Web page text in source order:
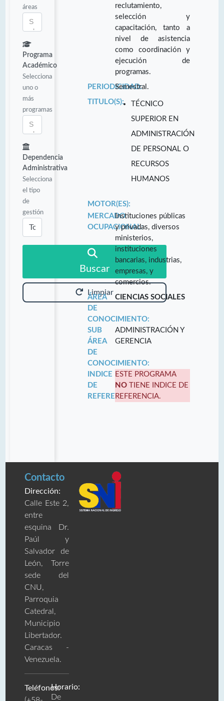
áreas
Programa
Académico
Selecciona
uno o
más
programas
Dependencia
Administrativa
Selecciona
el tipo
de
gestión
Buscar
Limpiar
reclutamiento,
selección y
capacitación, tanto a
nivel de asistencia
como coordinación y
ejecución de
programas.
PERIODICIDAD:
Semestral.
TITULO(S):
TÉCNICO
SUPERIOR EN
ADMINISTRACIÓN
DE PERSONAL O
RECURSOS
HUMANOS
MOTOR(ES):
MERCADO
OCUPACIONAL:
Instituciones públicas
y privadas, diversos
ministerios,
instituciones
bancarias, industrias,
empresas, y
comercios.
ÁREA
DE
CONOCIMIENTO:
CIENCIAS SOCIALES
SUB
ÁREA
DE
CONOCIMIENTO:
ADMINISTRACIÓN Y
GERENCIA
INDICE
DE
REFERENCIA:
ESTE PROGRAMA
NO TIENE INDICE DE
REFERENCIA.
Contacto
Dirección:
Calle Este 2,
entre
esquina Dr.
Paúl y
Salvador de
León, Torre
sede del
CNU,
Parroquia
Catedral,
Municipio
Libertador.
Caracas -
Venezuela.
Teléfonos:Horario:
De